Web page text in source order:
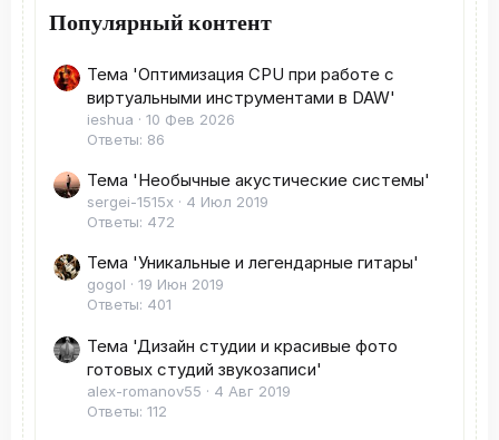
Популярный контент
Тема 'Оптимизация CPU при работе с
виртуальными инструментами в DAW'
ieshua
10 Фев 2026
Ответы: 86
Тема 'Необычные акустические системы'
sergei-1515x
4 Июл 2019
Ответы: 472
Тема 'Уникальные и легендарные гитары'
gogol
19 Июн 2019
Ответы: 401
Тема 'Дизайн студии и красивые фото
готовых студий звукозаписи'
alex-romanov55
4 Авг 2019
Ответы: 112